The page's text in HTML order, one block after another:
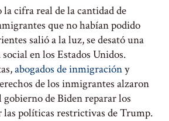
cifra real de la cantidad de
que no habían podido
salió a la luz, se desató una
en los Estados Unidos.
abogados de inmigracióny
de los inmigrantes alzaron
de Biden reparar los
las políticas restrictivas de Trump.